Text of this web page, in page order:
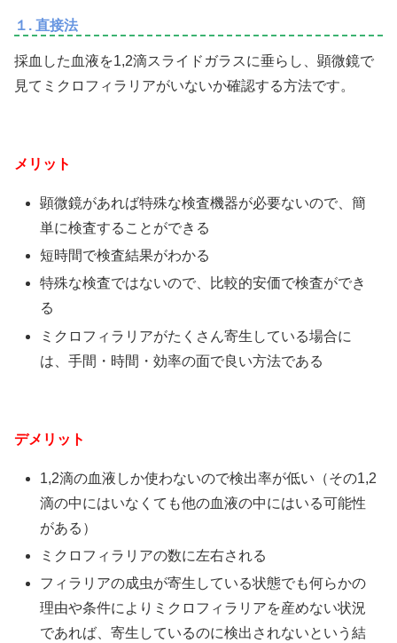
１. 直接法
採血した血液を1,2滴スライドガラスに垂らし、顕微鏡で
見てミクロフィラリアがいないか確認する方法です。
メリット
顕微鏡があれば特殊な検査機器が必要ないので、簡
単に検査することができる
短時間で検査結果がわかる
特殊な検査ではないので、比較的安価で検査ができ
る
ミクロフィラリアがたくさん寄生している場合に
は、手間・時間・効率の面で良い方法である
デメリット
1,2滴の血液しか使わないので検出率が低い（その1,2
滴の中にはいなくても他の血液の中にはいる可能性
がある）
ミクロフィラリアの数に左右される
フィラリアの成虫が寄生している状態でも何らかの
理由や条件によりミクロフィラリアを産めない状況
であれば、寄生しているのに検出されないという結